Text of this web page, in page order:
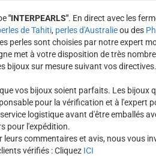
"INTERPEARLS". En direct avec les
de Tahiti, perles d'Australieou des
perles sont choisies par notre expert
met à votre disposition de très
bijoux sur mesure suivant vos directives.
vos bijoux soient parfaits. Les bijoux
pour la vérification et à l'expert
logistique avant d'être emballés
pour l'expédition.
commentaires et avis, nous vous
vérifiés : Cliquez ICI